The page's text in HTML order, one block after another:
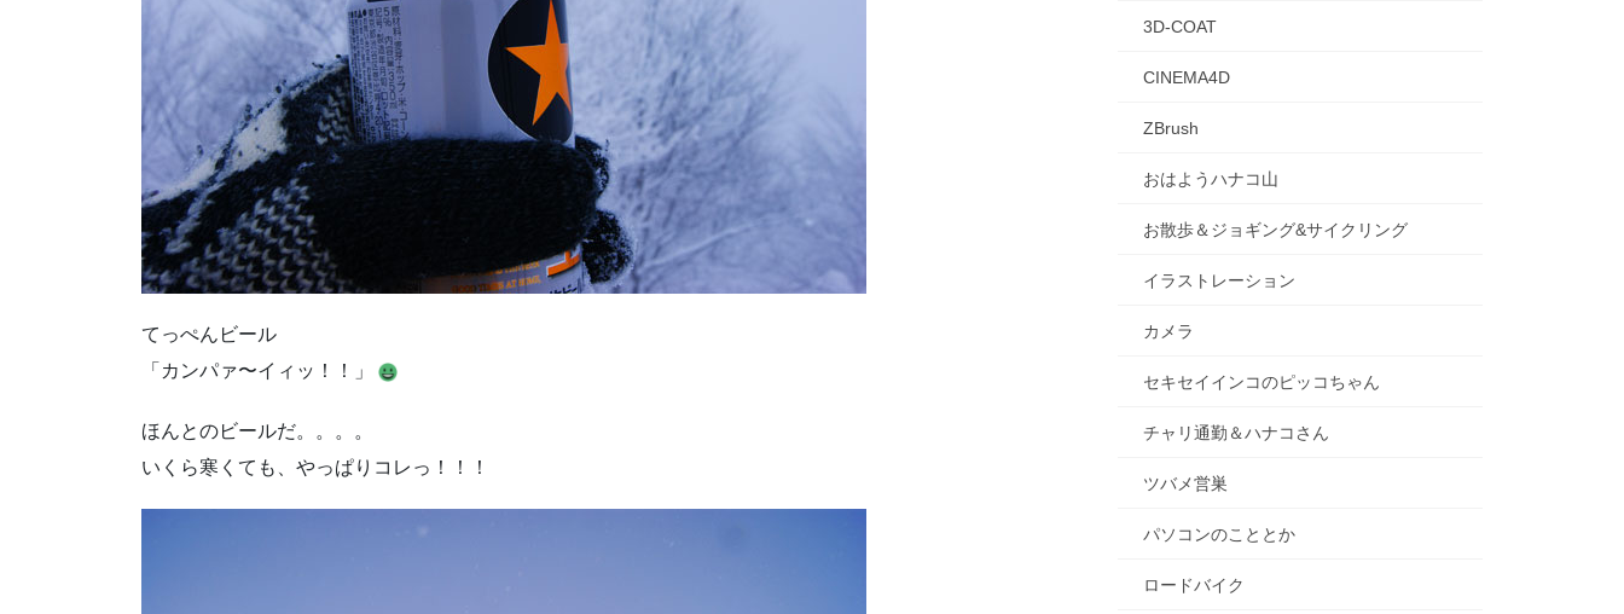
てっぺんビール
「カンパァ〜イィッ！！」
ほんとのビールだ。。。。
いくら寒くても、やっぱりコレっ！！！
3D-COAT
CINEMA4D
ZBrush
おはようハナコ山
お散歩＆ジョギング&サイクリング
イラストレーション
カメラ
セキセイインコのピッコちゃん
チャリ通勤＆ハナコさん
ツバメ営巣
パソコンのこととか
ロードバイク